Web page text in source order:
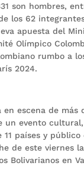
son hombres,
los 62
apuesta del
Olímpico
rumbo a
2024.
en escena de más
un evento
11 países y público
de este viernes
Bolivarianos en